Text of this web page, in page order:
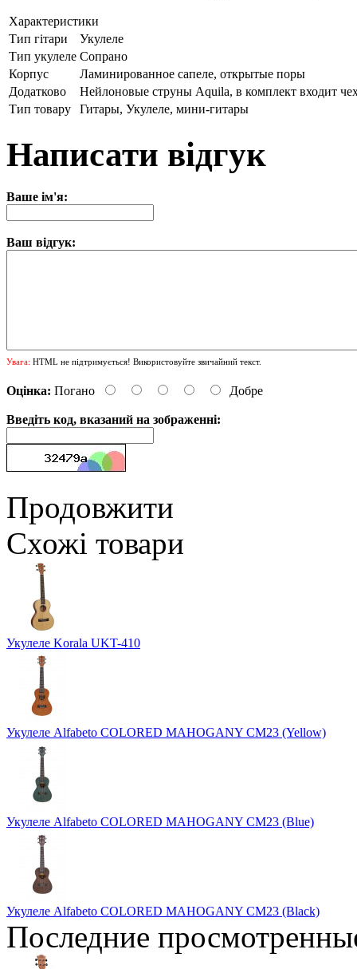
Характеристики
Тип гітари
Укулеле
Тип укулеле Сопрано
Корпус
Ламинированное сапеле, открытые поры
Додатково
Нейлоновые струны Aquila, в комплект входит
Тип товару
Гитары, Укулеле, мини-гитары
Написати відгук
Ваше ім'я:
Ваш відгук:
Увага: HTML не підтримується! Використовуйте звичайний текст.
Оцінка: Погано Добре
Введіть код, вказаний на зображенні:
Продовжити
Схожі товари
Укулеле Korala UKT-410
Укулеле Alfabeto COLORED MAHOGANY CM23 (Yellow)
Укулеле Alfabeto COLORED MAHOGANY CM23 (Blue)
Укулеле Alfabeto COLORED MAHOGANY CM23 (Black)
Последние